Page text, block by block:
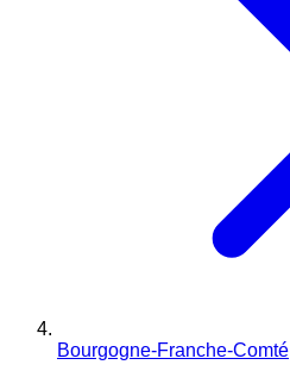
Bourgogne-Franche-Comté